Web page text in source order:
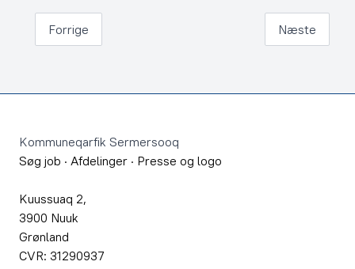
Forrige Næste
Kommuneqarfik Sermersooq
Søg job · Afdelinger · Presse og logo
Kuussuaq 2,
3900 Nuuk
Grønland
CVR: 31290937